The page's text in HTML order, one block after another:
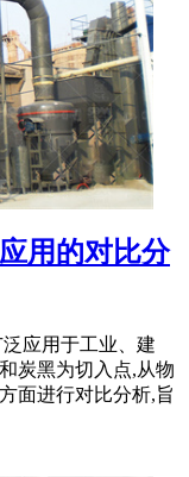
用的对比分
应用于工业、建
炭黑为切入点,从物
面进行对比分析,旨